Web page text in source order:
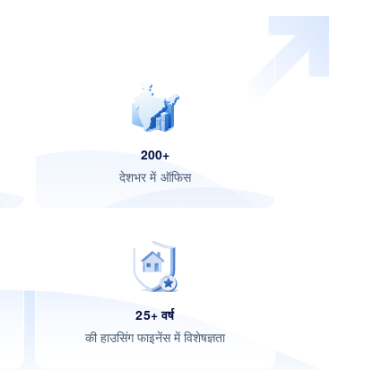
200+
देशभर में ऑफिस
25+ वर्ष
की हाउसिंग फाइनेंस में विशेषज्ञता